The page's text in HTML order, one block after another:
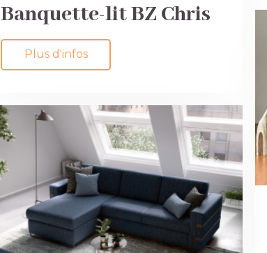
Banquette-lit BZ Chris
Plus d'infos